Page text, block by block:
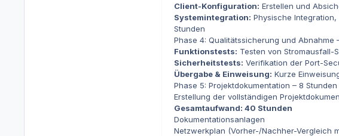
Client-Konfiguration: Erstellen und
Systemintegration: Physische
Stunden
Phase 4: Qualitätssicherung und Abnahme
Funktionstests: Testen von Stromausfall-
Sicherheitstests: Verifikation der Port-
Übergabe & Einweisung: Kurze
Phase 5: Projektdokumentation – 8 Stunden
Erstellung der vollständigen
Gesamtaufwand: 40 Stunden
Dokumentationsanlagen
Netzwerkplan (Vorher-/Nachher-Vergleich